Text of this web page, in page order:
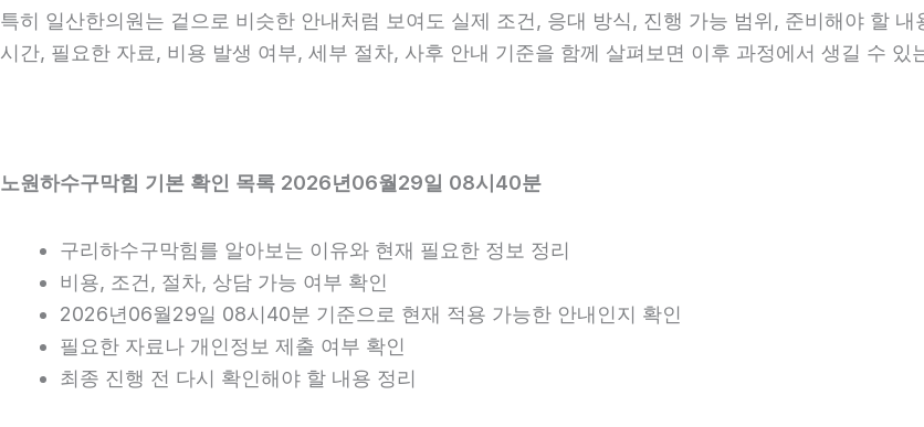
특히 일산한의원는 겉으로 비슷한 안내처럼 보여도 실제 조건, 응대 방식, 진행 가능 범위, 준비해야 할
시간, 필요한 자료, 비용 발생 여부, 세부 절차, 사후 안내 기준을 함께 살펴보면 이후 과정에서 생길 수 있
노원하수구막힘 기본 확인 목록 2026년06월29일 08시40분
구리하수구막힘를 알아보는 이유와 현재 필요한 정보 정리
비용, 조건, 절차, 상담 가능 여부 확인
2026년06월29일 08시40분 기준으로 현재 적용 가능한 안내인지 확인
필요한 자료나 개인정보 제출 여부 확인
최종 진행 전 다시 확인해야 할 내용 정리